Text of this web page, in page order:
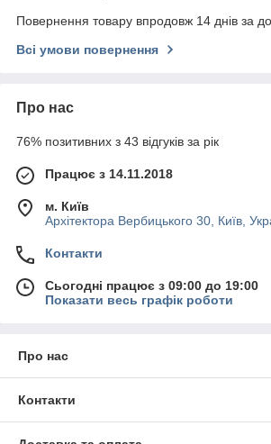
Повернення товару впродовж 14 днів за
Всі умови повернення
Про нас
76% позитивних з 43 відгуків за рік
Працює з 14.11.2018
м. Київ
Архітектора Вербицького 30, Київ,
Контакти
Сьогодні працює з 09:00 до 19:00
Показати весь графік роботи
Про нас
Контакти